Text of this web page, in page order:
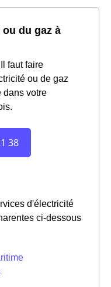
du gaz à
faut faire
ou de gaz
dans votre
d'électricité
ci-dessous